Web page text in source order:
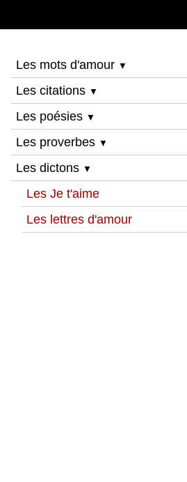
Les mots d'amour ▼
Les citations ▼
Les poésies ▼
Les proverbes ▼
Les dictons ▼
Les Je t'aime
Les lettres d'amour